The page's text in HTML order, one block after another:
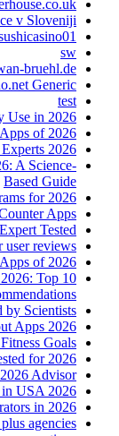
v Sloveniji
sw
bruehl.de
Generic
test
Use in 2026
of 2026
2026
A Science-
Based Guide
for 2026
Apps
Tested
user reviews
of 2026
Top 10
by Scientists
Apps 2026
Goals
for 2026
Advisor
in USA 2026
in 2026
agencies